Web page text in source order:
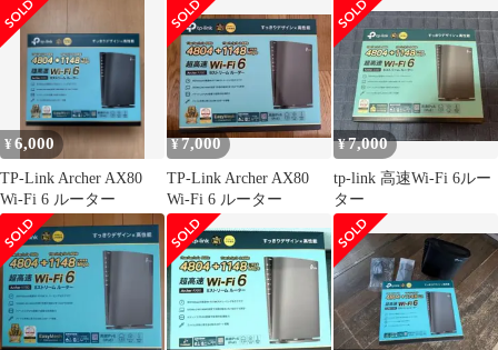
¥6,000
TP-Link Archer AX80
Wi-Fi 6 ルーター
¥7,000
TP-Link Archer AX80
Wi-Fi 6 ルーター
¥7,000
tp-link 高速Wi-Fi 6ルー
ター